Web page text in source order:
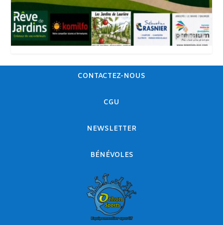
CONTACTEZ-NOUS
CGU
NEWSLETTER
BÉNÉVOLES